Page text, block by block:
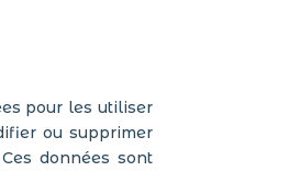
pour les utiliser
ou supprimer
données sont